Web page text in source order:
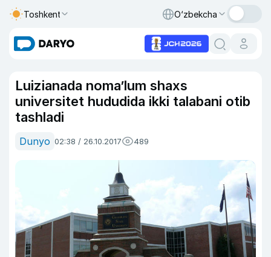
Toshkent O‘zbekcha
Luizianada noma’lum shaxs
universitet hududida ikki talabani otib
tashladi
Dunyo 02:38 / 26.10.2017 489